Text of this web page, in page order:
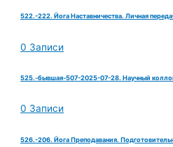
522.-222. Йога Наставничества. Личная
0 Записи
525.-бывшая-507-2025-07-28. Научный
0 Записи
526.-206. Йога Преподавания.